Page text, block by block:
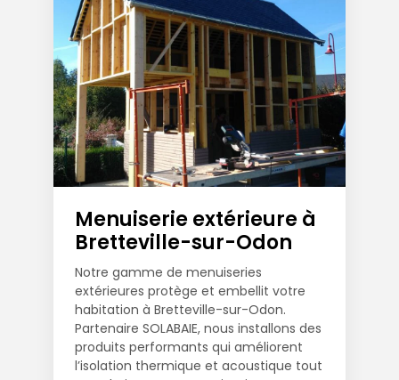
Menuiserie extérieure à
Bretteville-sur-Odon
Notre gamme de menuiseries
extérieures protège et embellit votre
habitation à Bretteville-sur-Odon.
Partenaire SOLABAIE, nous installons des
produits performants qui améliorent
l’isolation thermique et acoustique tout